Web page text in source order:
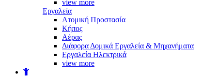
view more
Εργαλεία
Aτομική Προστασία
Kήπος
Αέρας
Διάφορα Δομικά Εργαλεία & Μηχανήματα
Εργαλεία Ηλεκτρικά
view more